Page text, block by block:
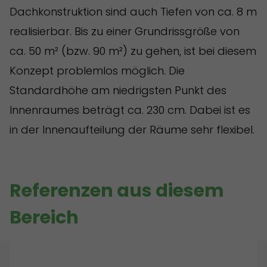
Dachkonstruktion sind auch Tiefen von ca. 8 m
realisierbar. Bis zu einer Grundrissgröße von
ca. 50 m² (bzw. 90 m²) zu gehen, ist bei diesem
Konzept problemlos möglich. Die
Standardhöhe am niedrigsten Punkt des
Innenraumes beträgt ca. 230 cm. Dabei ist es
in der Innenaufteilung der Räume sehr flexibel.
Referenzen aus diesem
Bereich